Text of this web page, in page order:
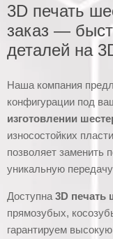
3D печать
заказ —
деталей на
Наша компания
конфигурации под
изготовлении
износостойких
позволяет заменить
уникальную
Доступна 3D печать
прямозубых,
гарантируем